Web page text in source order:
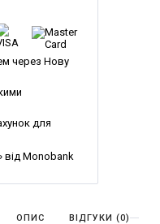
через Нову
для
від Monobank
ОПИС ВІДГУКИ (0)